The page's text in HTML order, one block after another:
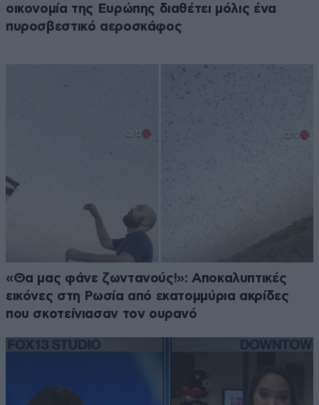
οικονομία της Ευρώπης διαθέτει μόλις ένα
πυροσβεστικό αεροσκάφος
«Θα μας φάνε ζωντανούς!»: Αποκαλυπτικές
εικόνες στη Ρωσία από εκατομμύρια ακρίδες
που σκοτείνιασαν τον ουρανό